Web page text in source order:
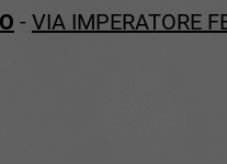
- VIA IMPERATORE